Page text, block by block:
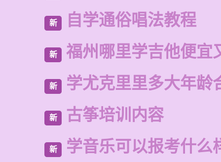
新 自学通俗唱法教程
新 福州哪里学吉他便宜
新 学尤克里里多大年龄
新 古筝培训内容
新 学音乐可以报考什么